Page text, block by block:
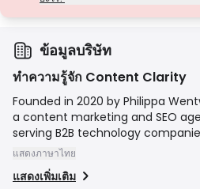
ข้อมูลบริษัท
ทำความรู้จัก Content Clarity
Founded in 2020 by Philippa
a content marketing and SEO
serving B2B technology
mission is to create clear,
performing content that
They focus on developing
แสดงภาษาไทย
แสดงเพิ่มเติม